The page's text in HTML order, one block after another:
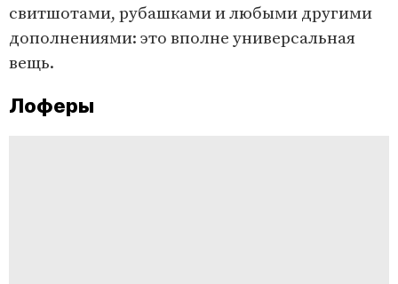
свитшотами, рубашками и любыми другими
дополнениями: это вполне универсальная
вещь.
Лоферы